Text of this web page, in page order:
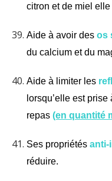
citron et de miel
Aide à avoir des os
du calcium et du
Aide à limiter les
lorsqu’elle est prise
repas (en quantité
Ses propriétés anti-
réduire.